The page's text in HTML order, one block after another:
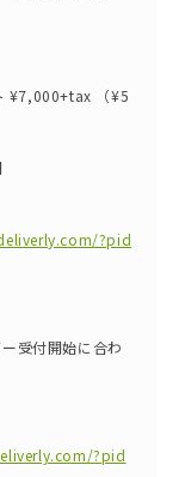
¥7,000+tax （¥5
?pid
受付開始に合わ
?pid